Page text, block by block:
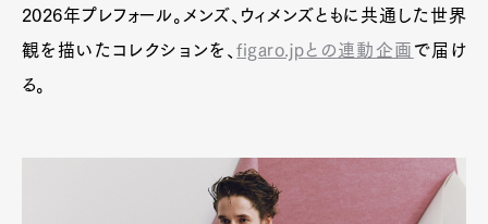
2026年プレフォール。メンズ、ウィメンズともに共通した世界
観を描いたコレクションを、figaro.jpとの連動企画 で届け
る。